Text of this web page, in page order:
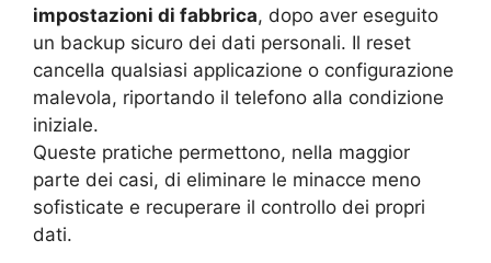
impostazioni di fabbrica, dopo aver eseguito
un backup sicuro dei dati personali. Il reset
cancella qualsiasi applicazione o configurazione
malevola, riportando il telefono alla condizione
iniziale.
Queste pratiche permettono, nella maggior
parte dei casi, di eliminare le minacce meno
sofisticate e recuperare il controllo dei propri
dati.